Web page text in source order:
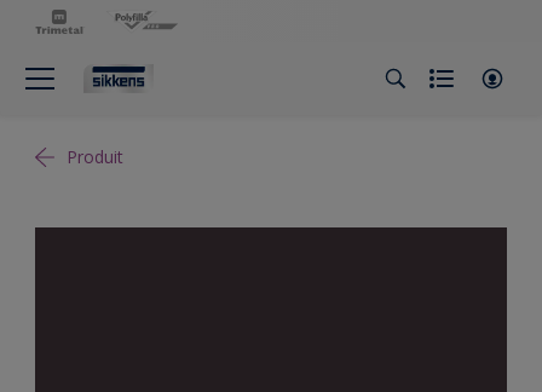
Produit